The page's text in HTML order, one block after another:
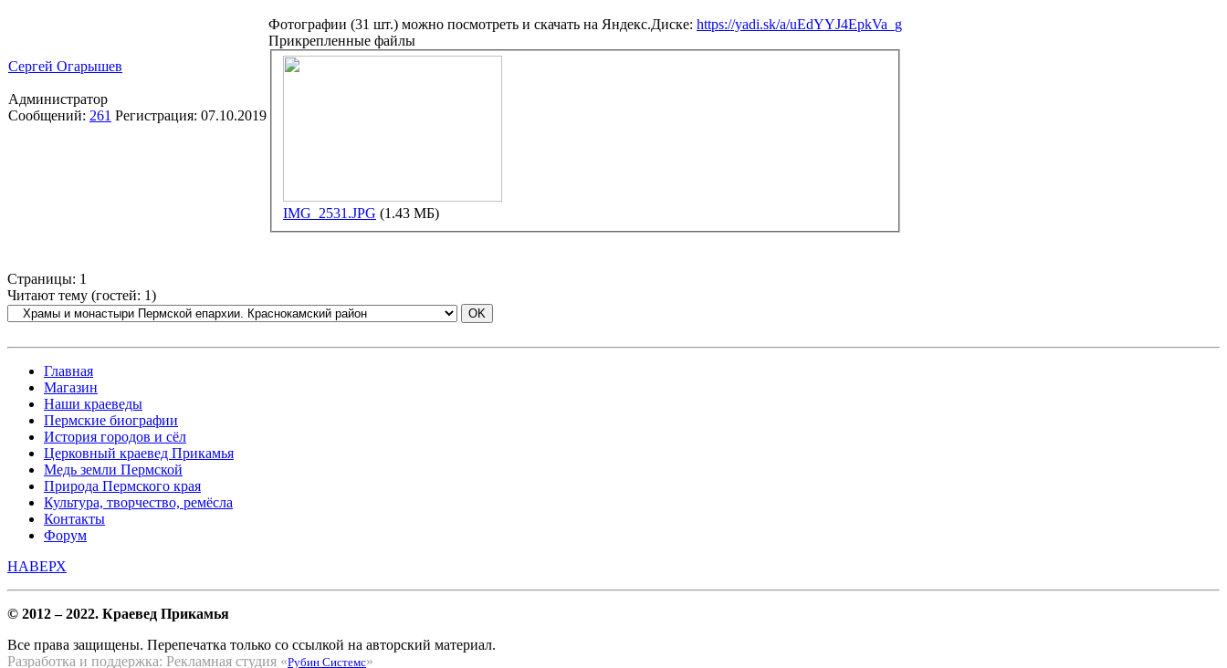
Сергей Огарышев
Администратор
Сообщений: 261 Регистрация: 07.10.2019
Фотографии (31 шт.) можно посмотреть и скачать на Яндекс.Диске: https://yadi.sk/a/uEdYYJ4EpkVa_g
Прикрепленные файлы
IMG_2531.JPG (1.43 МБ)
Страницы: 1
Читают тему (гостей: 1)
Главная
Магазин
Наши краеведы
Пермские биографии
История городов и сёл
Церковный краевед Прикамья
Медь земли Пермской
Природа Пермского края
Культура, творчество, ремёсла
Контакты
Форум
НАВЕРХ
© 2012 – 2022. Краевед Прикамья
Все права защищены. Перепечатка только со ссылкой на авторский материал.
Разработка и поддержка: Рекламная студия «Рубин Системс»